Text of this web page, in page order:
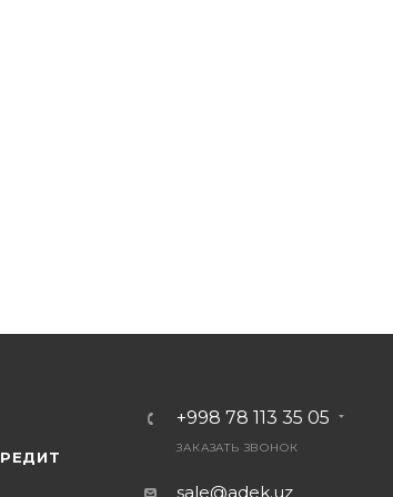
+998 78 113 35 05
ЗАКАЗАТЬ ЗВОНОК
sale@adek.uz